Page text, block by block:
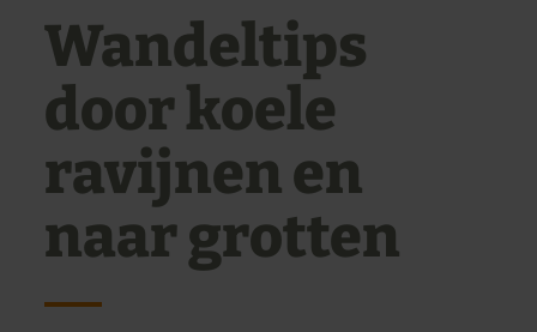
Wandeltips
door koele
ravijnen en
naar grotten